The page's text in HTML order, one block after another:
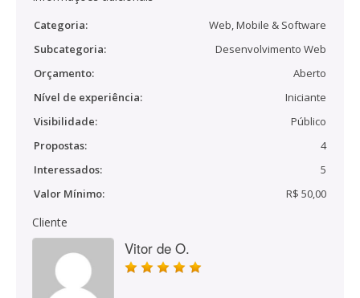
Categoria:
Web, Mobile & Software
Subcategoria:
Desenvolvimento Web
Orçamento:
Aberto
Nível de experiência:
Iniciante
Visibilidade:
Público
Propostas:
4
Interessados:
5
Valor Mínimo:
R$ 50,00
Cliente
Vitor de O.